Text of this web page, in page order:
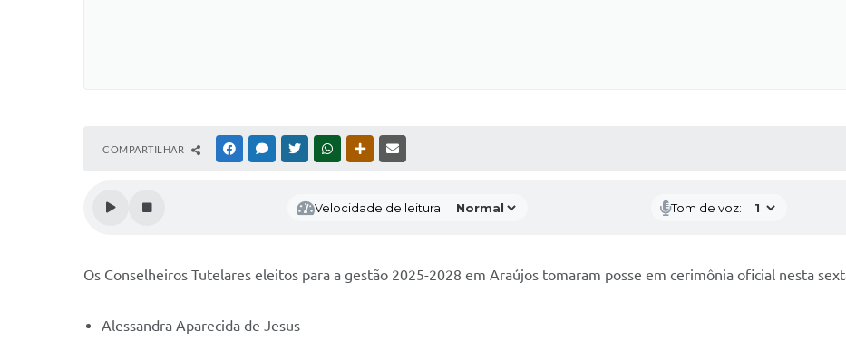
COMPARTILHAR FACEBOOKMESSENGER
TWITTERWHATSAPPOUTRAS MÍDIAS
Velocidade de leitura: Tom de voz:
Os Conselheiros Tutelares eleitos para a gestão 2025-2028 em Araújos tomaram posse em cerimônia oficial nesta
Alessandra Aparecida de Jesus